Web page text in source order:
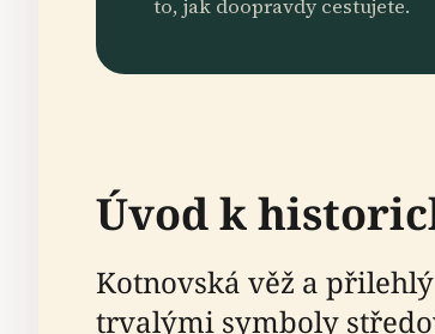
to, jak doopravdy cestujete.
Úvod k
Kotnovská věž a
trvalými symboly